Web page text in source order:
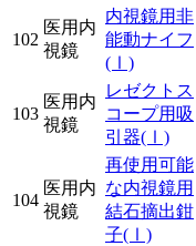
102
医用内
視鏡
内視鏡用非
能動ナイフ
(Ⅰ)
103
医用内
視鏡
レゼクトス
コープ用吸
引器(Ⅰ)
104
医用内
視鏡
再使用可能
な内視鏡用
結石摘出鉗
子(Ⅰ)